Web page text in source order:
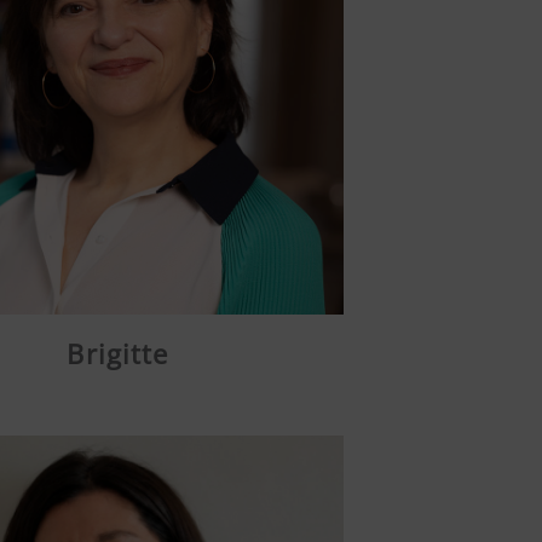
Brigitte